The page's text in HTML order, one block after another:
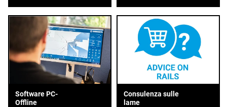
Software PC-
Offline
Consulenza sulle
lame